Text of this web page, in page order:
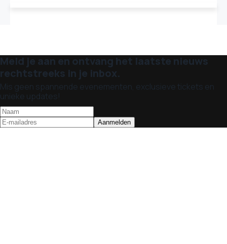
Meld je aan en ontvang het laatste nieuws
rechtstreeks in je inbox.
Mis geen spannende evenementen, exclusieve tickets en
unieke updates!